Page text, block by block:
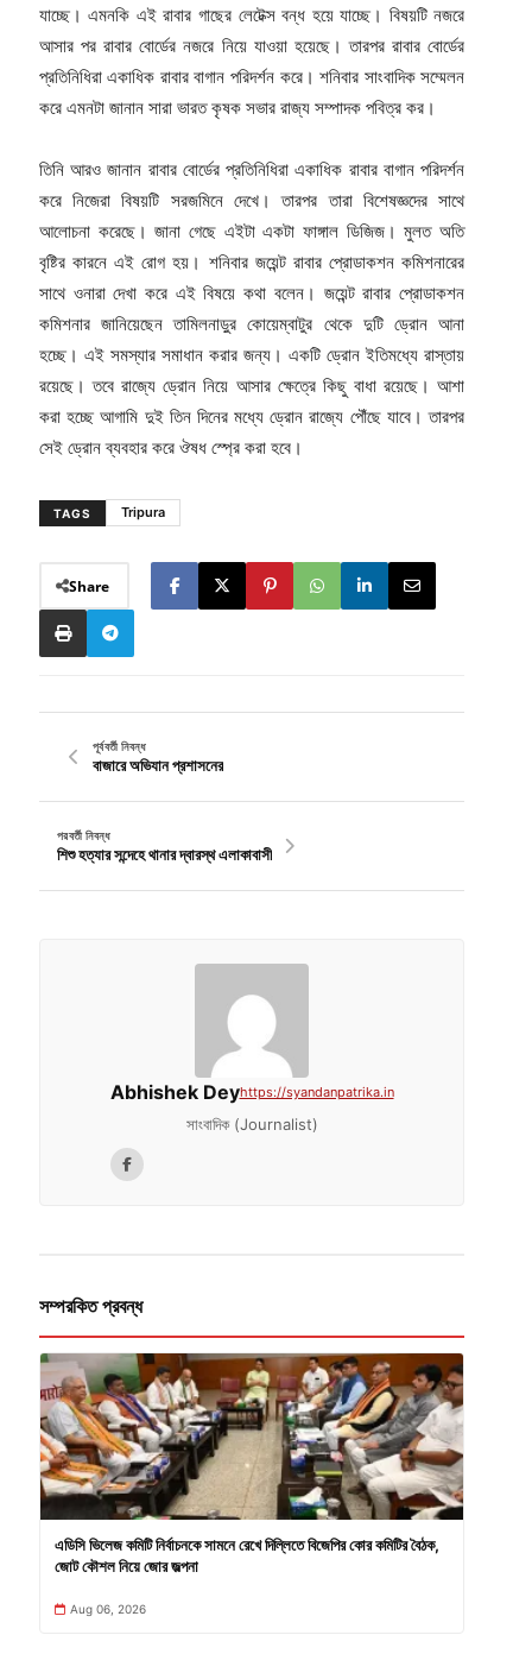
যাচ্ছে। এমনকি এই রাবার গাছের লেটেক্স বন্ধ হয়ে যাচ্ছে। বিষয়টি নজরে
আসার পর রাবার বোর্ডের নজরে নিয়ে যাওয়া হয়েছে। তারপর রাবার বোর্ডের
প্রতিনিধিরা একাধিক রাবার বাগান পরিদর্শন করে। শনিবার সাংবাদিক সম্মেলন
করে এমনটা জানান সারা ভারত কৃষক সভার রাজ্য সম্পাদক পবিত্র কর।
তিনি আরও জানান রাবার বোর্ডের প্রতিনিধিরা একাধিক রাবার বাগান পরিদর্শন
করে নিজেরা বিষয়টি সরজমিনে দেখে। তারপর তারা বিশেষজ্ঞদের সাথে
আলোচনা করেছে। জানা গেছে এইটা একটা ফাঙ্গাল ডিজিজ। মুলত অতি
বৃষ্টির কারনে এই রোগ হয়। শনিবার জয়েন্ট রাবার প্রোডাকশন কমিশনারের
সাথে ওনারা দেখা করে এই বিষয়ে কথা বলেন। জয়েন্ট রাবার প্রোডাকশন
কমিশনার জানিয়েছেন তামিলনাড়ুর কোয়েম্বাটুর থেকে দুটি ড্রোন আনা
হচ্ছে। এই সমস্যার সমাধান করার জন্য। একটি ড্রোন ইতিমধ্যে রাস্তায়
রয়েছে। তবে রাজ্যে ড্রোন নিয়ে আসার ক্ষেত্রে কিছু বাধা রয়েছে। আশা
করা হচ্ছে আগামি দুই তিন দিনের মধ্যে ড্রোন রাজ্যে পৌঁছে যাবে। তারপর
সেই ড্রোন ব্যবহার করে ঔষধ স্প্রে করা হবে।
TAGS Tripura
Share
পূর্ববর্তী নিবন্ধ
বাজারে অভিযান প্রশাসনের
পরবর্তী নিবন্ধ
শিশু হত্যার সন্দেহে থানার দ্বারস্থ এলাকাবাসী
Abhishek Deyhttps://syandanpatrika.in
সাংবাদিক (Journalist)
সম্পরকিত প্রবন্ধ
এডিসি ভিলেজ কমিটি নির্বাচনকে সামনে রেখে দিল্লিতে বিজেপির কোর কমিটির বৈঠক,
জোট কৌশল নিয়ে জোর জল্পনা
Aug 06, 2026